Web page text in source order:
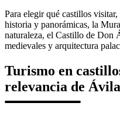
Para elegir qué castillos
historia y panorámicas, la
naturaleza, el Castillo de Don
medievales y arquitectura
Turismo en
relevancia de Ávila